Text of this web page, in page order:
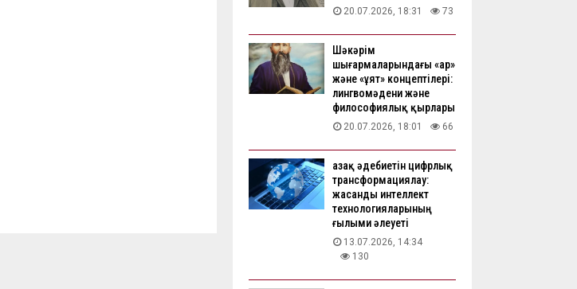
20.07.2026, 18:31 73
Шәкәрім
шығармаларындағы «ар»
және «ұят» концептілері:
лингвомәдени және
философиялық қырлары
20.07.2026, 18:01 66
Қазақ әдебиетін цифрлық
трансформациялау:
жасанды интеллект
технологияларының
ғылыми әлеуеті
13.07.2026, 14:34
130